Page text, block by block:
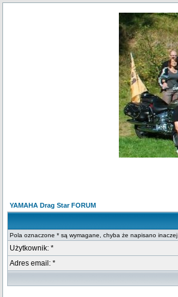
YAMAHA Drag Star FORUM
Pola oznaczone * są wymagane, chyba że napisano inaczej
Użytkownik: *
Adres email: *